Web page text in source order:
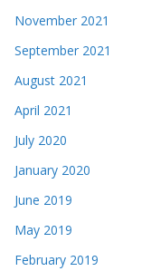
November 2021
September 2021
August 2021
April 2021
July 2020
January 2020
June 2019
May 2019
February 2019